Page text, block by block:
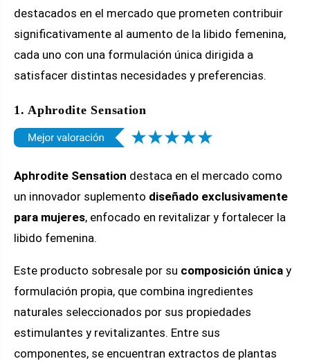
destacados en el mercado que prometen contribuir
significativamente al aumento de la libido femenina,
cada uno con una formulación única dirigida a
satisfacer distintas necesidades y preferencias.
1. Aphrodite Sensation
Aphrodite Sensation destaca en el mercado como
un innovador suplemento diseñado exclusivamente
para mujeres, enfocado en revitalizar y fortalecer la
libido femenina.
Este producto sobresale por su composición única y
formulación propia, que combina ingredientes
naturales seleccionados por sus propiedades
estimulantes y revitalizantes. Entre sus
componentes, se encuentran extractos de plantas